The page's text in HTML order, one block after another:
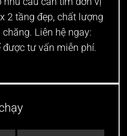
2 tầng đẹp, chất lượng
Liên hệ ngay:
được tư vấn miễn phí.